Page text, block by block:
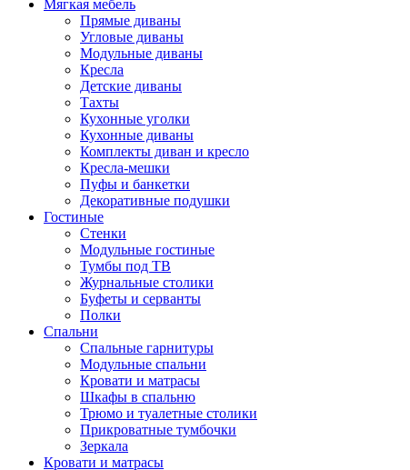
Мягкая мебель
Прямые диваны
Угловые диваны
Модульные диваны
Кресла
Детские диваны
Тахты
Кухонные уголки
Кухонные диваны
Комплекты диван и кресло
Кресла-мешки
Пуфы и банкетки
Декоративные подушки
Гостиные
Стенки
Модульные гостиные
Тумбы под ТВ
Журнальные столики
Буфеты и серванты
Полки
Спальни
Спальные гарнитуры
Модульные спальни
Кровати и матрасы
Шкафы в спальню
Трюмо и туалетные столики
Прикроватные тумбочки
Зеркала
Кровати и матрасы